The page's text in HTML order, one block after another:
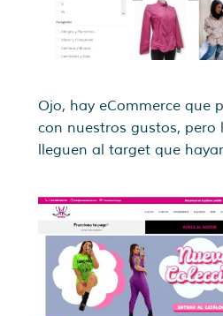
Ojo, hay eCommerce que
con nuestros gustos, pero
lleguen al target que